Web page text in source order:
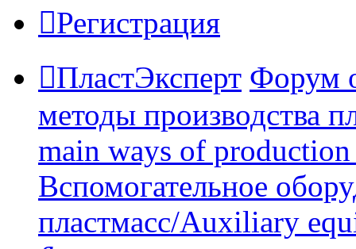
Регистрация
ПластЭксперт Форум
методы производства
main ways of
Вспомогательное
пластмасс/Auxiliary